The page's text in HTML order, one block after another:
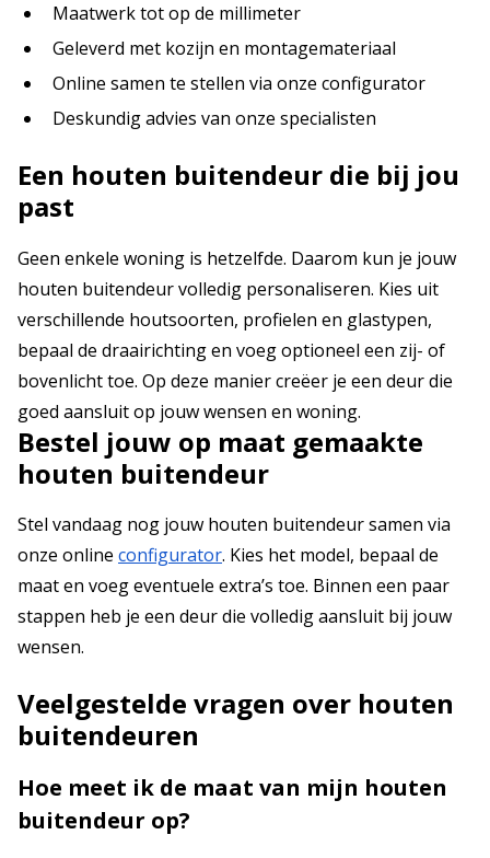
Maatwerk tot op de millimeter
Geleverd met kozijn en montagemateriaal
Online samen te stellen via onze configurator
Deskundig advies van onze specialisten
Een houten buitendeur die bij jou
past
Geen enkele woning is hetzelfde. Daarom kun je jouw
houten buitendeur volledig personaliseren. Kies uit
verschillende houtsoorten, profielen en glastypen,
bepaal de draairichting en voeg optioneel een zij- of
bovenlicht toe. Op deze manier creëer je een deur die
goed aansluit op jouw wensen en woning.
Bestel jouw op maat gemaakte
houten buitendeur
Stel vandaag nog jouw houten buitendeur samen via
onze online configurator. Kies het model, bepaal de
maat en voeg eventuele extra’s toe. Binnen een paar
stappen heb je een deur die volledig aansluit bij jouw
wensen.
Veelgestelde vragen over houten
buitendeuren
Hoe meet ik de maat van mijn houten
buitendeur op?